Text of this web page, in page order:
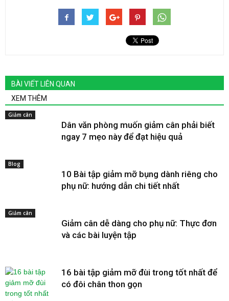
BÀI VIẾT LIÊN QUAN
XEM THÊM
Giảm cân
Dân văn phòng muốn giảm cân phải biết
ngay 7 mẹo này để đạt hiệu quả
Blog
10 Bài tập giảm mỡ bụng dành riêng cho
phụ nữ: hướng dẫn chi tiết nhất
Giảm cân
Giảm cân dễ dàng cho phụ nữ: Thực đơn
và các bài luyện tập
16 bài tập giảm mỡ đùi trong tốt nhất để
có đôi chân thon gọn